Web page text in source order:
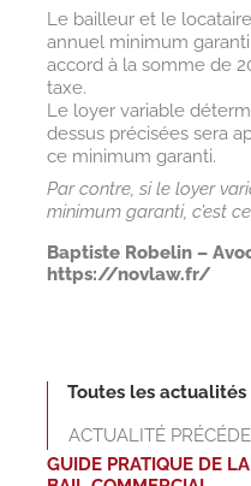
Le bailleur et le
annuel minimum garanti
accord à la somme de
taxe.
Le loyer variable
dessus précisées sera
ce minimum garanti.
Par contre, si le loyer
minimum garanti, c’est
Baptiste Robelin –
https://novlaw.fr/
Toutes les actualités
ACTUALITÉ
GUIDE PRATIQUE DE